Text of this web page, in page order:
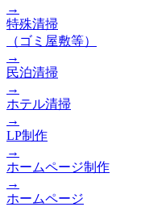
→
特殊清掃
（ゴミ屋敷等）
→
民泊清掃
→
ホテル清掃
→
LP制作
→
ホームページ制作
→
ホームページ